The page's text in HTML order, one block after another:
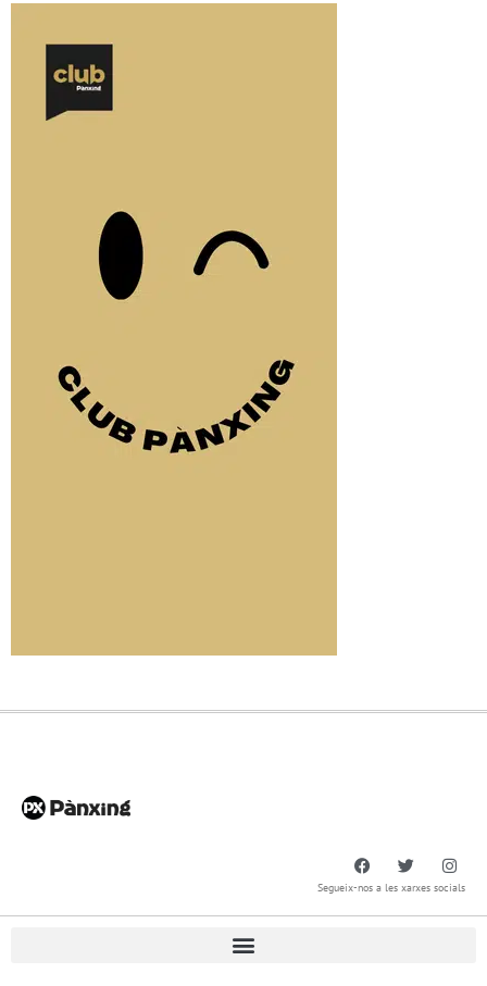
Segueix-nos a les xarxes socials